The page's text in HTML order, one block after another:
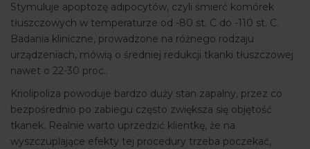
Stymuluje apoptozę adipocytów, czyli śmierć komórek
tłuszczowych w temperaturze od -80 st. C do -110 st. C.
Badania kliniczne, prowadzone na różnego rodzaju
urządzeniach, mówią o średniej redukcji tkanki tłuszczowej
nawet o 22-30 proc..
Kriolipoliza powoduje bardzo duży stan zapalny, przez co
bezpośrednio po zabiegu często zwiększa się objętość
tkanek. Realnie warto uprzedzić klientkę, że na
wyszczuplające efekty tej procedury trzeba poczekać,